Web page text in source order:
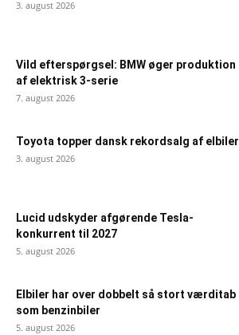
3. august 2026
Vild efterspørgsel: BMW øger produktion
af elektrisk 3-serie
7. august 2026
Toyota topper dansk rekordsalg af elbiler
3. august 2026
Lucid udskyder afgørende Tesla-
konkurrent til 2027
5. august 2026
Elbiler har over dobbelt så stort værditab
som benzinbiler
5. august 2026